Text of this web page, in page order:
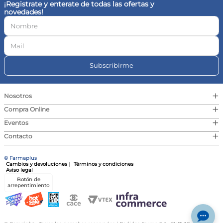
Enviar Comentario
¡Registrate y enterate de todas las ofertas y
novedades!
Subscribirme
Nosotros +
Compra Online +
Eventos +
Contacto +
© Farmaplus
Cambios y devoluciones | Términos y condiciones
Aviso legal
Botón de
arrepentimiento